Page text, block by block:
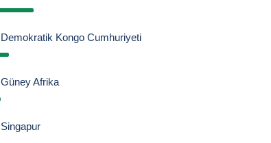
Demokratik Kongo Cumhuriyeti
Güney Afrika
Singapur